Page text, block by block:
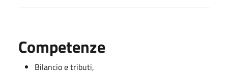
Competenze
Bilancio e tributi,